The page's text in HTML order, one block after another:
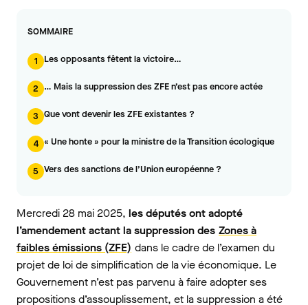
SOMMAIRE
1 Les opposants fêtent la victoire…
2 … Mais la suppression des ZFE n’est pas encore actée
3 Que vont devenir les ZFE existantes ?
4 « Une honte » pour la ministre de la Transition écologique
5 Vers des sanctions de l’Union européenne ?
Mercredi 28 mai 2025, les députés ont adopté
l’amendement actant la suppression des Zones à
faibles émissions (ZFE) dans le cadre de l’examen du
projet de loi de simplification de la vie économique. Le
Gouvernement n’est pas parvenu à faire adopter ses
propositions d’assouplissement, et la suppression a été